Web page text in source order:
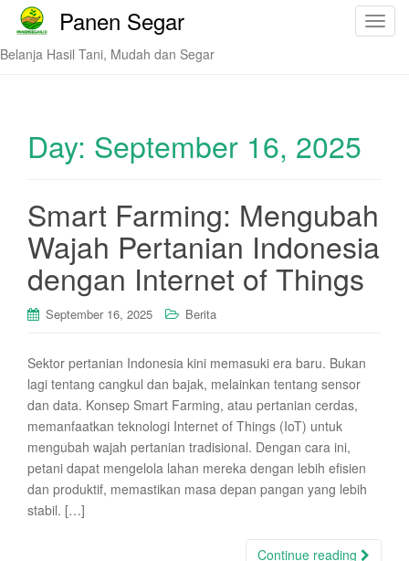
T
i
a
Panen Segar
Belanja Hasil Tani, Mudah dan Segar
Day: September 16, 2025
Smart Farming: Mengubah
Wajah Pertanian Indonesia
dengan Internet of Things
September 16, 2025 Berita
Sektor pertanian Indonesia kini memasuki era baru. Bukan
lagi tentang cangkul dan bajak, melainkan tentang sensor
dan data. Konsep Smart Farming, atau pertanian cerdas,
memanfaatkan teknologi Internet of Things (IoT) untuk
mengubah wajah pertanian tradisional. Dengan cara ini,
petani dapat mengelola lahan mereka dengan lebih efisien
dan produktif, memastikan masa depan pangan yang lebih
stabil. […]
Continue reading